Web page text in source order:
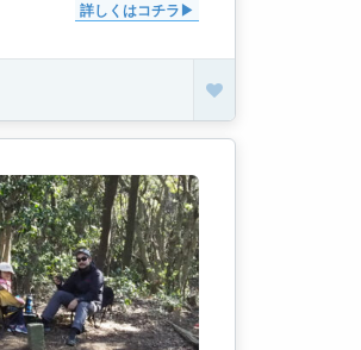
詳しくはコチラ